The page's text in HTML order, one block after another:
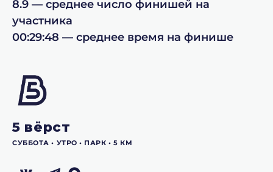
8.9 — среднее число финишей на
участника
00:29:48 — среднее время на финише
5 вёрст
СУББОТА •‎ УТРО •‎ ПАРК •‎ 5 КМ